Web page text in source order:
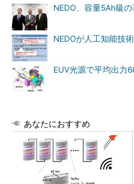
NEDO、容量5Ah級
NEDOが人工知能技
EUV光源で平均出力
あなたにおすすめ